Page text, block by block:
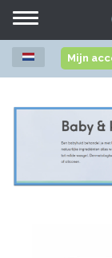
Toggle
Mijn